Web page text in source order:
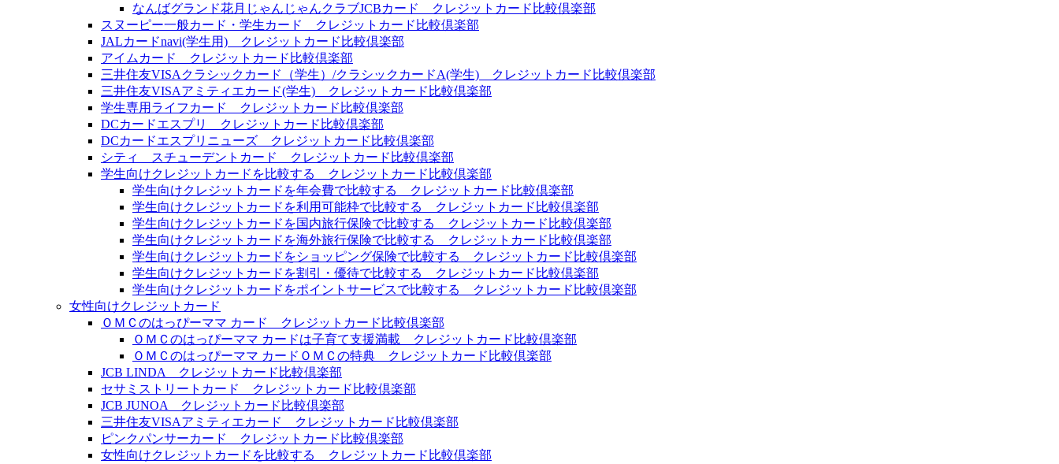
なんばグランド花月じゃんじゃんクラブJCBカード クレジットカード比較倶楽部
スヌーピー一般カード・学生カード クレジットカード比較倶楽部
JALカードnavi(学生用) クレジットカード比較倶楽部
アイムカード クレジットカード比較倶楽部
三井住友VISAクラシックカード（学生）/クラシックカードA(学生) クレジットカード比較倶楽部
三井住友VISAアミティエカード(学生) クレジットカード比較倶楽部
学生専用ライフカード クレジットカード比較倶楽部
DCカードエスプリ クレジットカード比較倶楽部
DCカードエスプリニューズ クレジットカード比較倶楽部
シティ スチューデントカード クレジットカード比較倶楽部
学生向けクレジットカードを比較する クレジットカード比較倶楽部
学生向けクレジットカードを年会費で比較する クレジットカード比較倶楽部
学生向けクレジットカードを利用可能枠で比較する クレジットカード比較倶楽部
学生向けクレジットカードを国内旅行保険で比較する クレジットカード比較倶楽部
学生向けクレジットカードを海外旅行保険で比較する クレジットカード比較倶楽部
学生向けクレジットカードをショッピング保険で比較する クレジットカード比較倶楽部
学生向けクレジットカードを割引・優待で比較する クレジットカード比較倶楽部
学生向けクレジットカードをポイントサービスで比較する クレジットカード比較倶楽部
女性向けクレジットカード
ＯＭＣのはっぴーママ カード クレジットカード比較倶楽部
ＯＭＣのはっぴーママ カードは子育て支援満載 クレジットカード比較倶楽部
ＯＭＣのはっぴーママ カードＯＭＣの特典 クレジットカード比較倶楽部
JCB LINDA クレジットカード比較倶楽部
セサミストリートカード クレジットカード比較倶楽部
JCB JUNOA クレジットカード比較倶楽部
三井住友VISAアミティエカード クレジットカード比較倶楽部
ピンクパンサーカード クレジットカード比較倶楽部
女性向けクレジットカードを比較する クレジットカード比較倶楽部